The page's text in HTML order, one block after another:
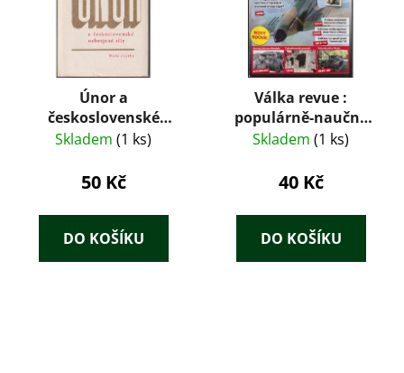
Únor a
československé
ozbrojené síly
Skladem (1 ks)
50 Kč
DO KOŠÍKU
Válka revue :
populárně-naučný
magazín zaměřený
2 /10
Skladem (1 ks)
40 Kč
DO KOŠÍKU